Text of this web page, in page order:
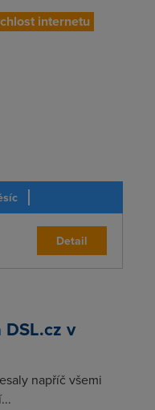
internetu
Detail
v
napříč všemi